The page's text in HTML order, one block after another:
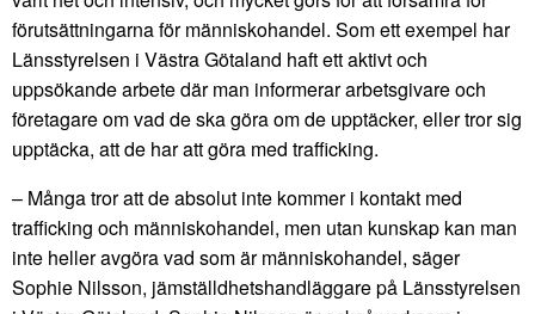
förutsättningarna för människohandel. Som ett exempel har
Länsstyrelsen i Västra Götaland haft ett aktivt och
uppsökande arbete där man informerar arbetsgivare och
företagare om vad de ska göra om de upptäcker, eller tror sig
upptäcka, att de har att göra med trafficking.
– Många tror att de absolut inte kommer i kontakt med
trafficking och människohandel, men utan kunskap kan man
inte heller avgöra vad som är människohandel, säger
Sophie Nilsson, jämställdhetshandläggare på Länsstyrelsen